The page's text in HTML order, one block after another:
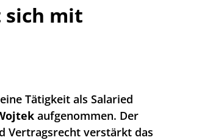
mit
Tätigkeit als Salaried
aufgenommen. Der
Vertragsrecht verstärkt das